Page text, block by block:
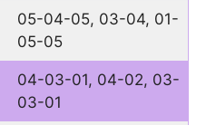
05-04-05, 03-04, 01-
05-05
04-03-01, 04-02, 03-
03-01